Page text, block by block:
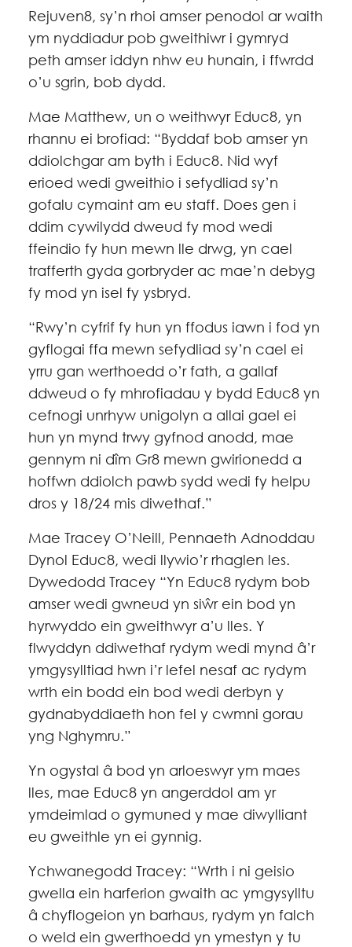
Rejuven8, sy’n rhoi amser penodol ar waith
ym nyddiadur pob gweithiwr i gymryd
peth amser iddyn nhw eu hunain, i ffwrdd
o’u sgrin, bob dydd.
Mae Matthew, un o weithwyr Educ8, yn
rhannu ei brofiad: “Byddaf bob amser yn
ddiolchgar am byth i Educ8. Nid wyf
erioed wedi gweithio i sefydliad sy’n
gofalu cymaint am eu staff. Does gen i
ddim cywilydd dweud fy mod wedi
ffeindio fy hun mewn lle drwg, yn cael
trafferth gyda gorbryder ac mae’n debyg
fy mod yn isel fy ysbryd.
“Rwy’n cyfrif fy hun yn ffodus iawn i fod yn
gyflogai ffa mewn sefydliad sy’n cael ei
yrru gan werthoedd o’r fath, a gallaf
ddweud o fy mhrofiadau y bydd Educ8 yn
cefnogi unrhyw unigolyn a allai gael ei
hun yn mynd trwy gyfnod anodd, mae
gennym ni dîm Gr8 mewn gwirionedd a
hoffwn ddiolch pawb sydd wedi fy helpu
dros y 18/24 mis diwethaf.”
Mae Tracey O’Neill, Pennaeth Adnoddau
Dynol Educ8, wedi llywio’r rhaglen les.
Dywedodd Tracey “Yn Educ8 rydym bob
amser wedi gwneud yn siŵr ein bod yn
hyrwyddo ein gweithwyr a’u lles. Y
flwyddyn ddiwethaf rydym wedi mynd â’r
ymgysylltiad hwn i’r lefel nesaf ac rydym
wrth ein bodd ein bod wedi derbyn y
gydnabyddiaeth hon fel y cwmni gorau
yng Nghymru.”
Yn ogystal â bod yn arloeswyr ym maes
lles, mae Educ8 yn angerddol am yr
ymdeimlad o gymuned y mae diwylliant
eu gweithle yn ei gynnig.
Ychwanegodd Tracey: “Wrth i ni geisio
gwella ein harferion gwaith ac ymgysylltu
â chyflogeion yn barhaus, rydym yn falch
o weld ein gwerthoedd yn ymestyn y tu